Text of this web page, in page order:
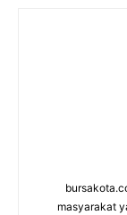
masyarakat